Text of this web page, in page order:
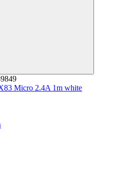
Micro 2.4A 1m white